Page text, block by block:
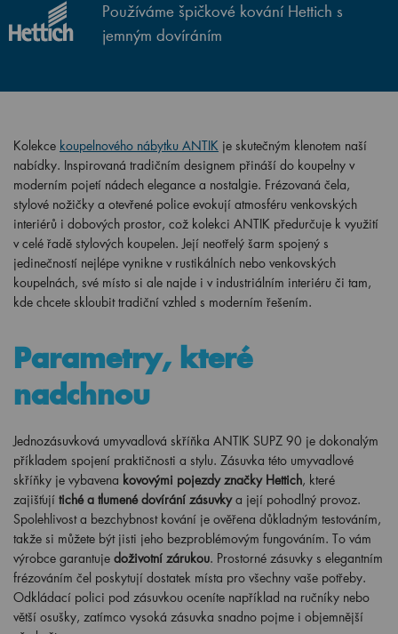
Používáme špičkové kování Hettich s
jemným dovíráním
Kolekce koupelnového nábytku ANTIK je skutečným klenotem naší
nabídky. Inspirovaná tradičním designem přináší do koupelny v
moderním pojetí nádech elegance a nostalgie. Frézovaná čela,
stylové nožičky a otevřené police evokují atmosféru venkovských
interiérů i dobových prostor, což kolekci ANTIK předurčuje k využití
v celé řadě stylových koupelen. Její neotřelý šarm spojený s
jedinečností nejlépe vynikne v rustikálních nebo venkovských
koupelnách, své místo si ale najde i v industriálním interiéru či tam,
kde chcete skloubit tradiční vzhled s moderním řešením.
Parametry, které
nadchnou
Jednozásuvková umyvadlová skříňka ANTIK SUPZ 90 je dokonalým
příkladem spojení praktičnosti a stylu. Zásuvka této umyvadlové
skříňky je vybavena kovovými pojezdy značky Hettich, které
zajišťují tiché a tlumené dovírání zásuvky a její pohodlný provoz.
Spolehlivost a bezchybnost kování je ověřena důkladným testováním,
takže si můžete být jisti jeho bezproblémovým fungováním. To vám
výrobce garantuje doživotní zárukou. Prostorné zásuvky s elegantním
frézováním čel poskytují dostatek místa pro všechny vaše potřeby.
Odkládací polici pod zásuvkou oceníte například na ručníky nebo
větší osušky, zatímco vysoká zásuvka snadno pojme i objemnější